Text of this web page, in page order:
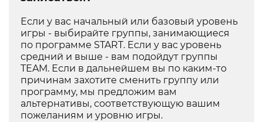
Если у вас начальный или базовый уровень
игры - выбирайте группы, занимающиеся
по программе START. Если у вас уровень
средний и выше - вам подойдут группы
TEAM. Если в дальнейшем вы по каким-то
причинам захотите сменить группу или
программу, мы предложим вам
альтернативы, соответствующую вашим
пожеланиям и уровню игры.